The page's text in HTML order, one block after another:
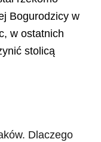
Bogurodzicy w
w ostatnich
stolicą
Dlaczego